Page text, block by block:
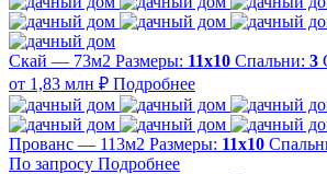
Скай — 73м2 Размеры: 11х10 Спальни: 3
от 1,83 млн ₽ Подробнее
Прованс — 113м2 Размеры: 11х10
По запросу Подробнее